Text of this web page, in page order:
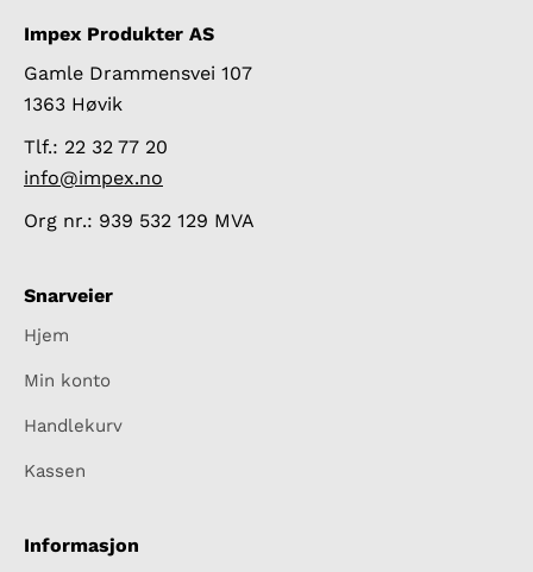
Impex Produkter AS
Gamle Drammensvei 107
1363 Høvik
Tlf.: 22 32 77 20
info@impex.no
Org nr.: 939 532 129 MVA
Snarveier
Hjem
Min konto
Handlekurv
Kassen
Informasjon